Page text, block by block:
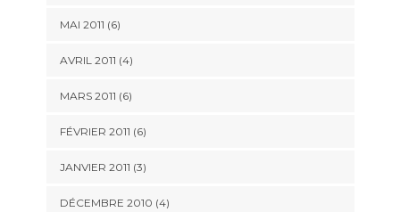
MAI 2011 (6)
AVRIL 2011 (4)
MARS 2011 (6)
FÉVRIER 2011 (6)
JANVIER 2011 (3)
DÉCEMBRE 2010 (4)